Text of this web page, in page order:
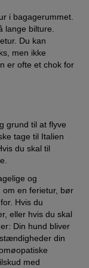
i bagagerummet.
lange bilture.
Du kan
men ikke
er ofte et chok for
grund til at flyve
tage til Italien
du skal til
og
om en ferietur, bør
Hvis du
eller hvis du skal
Din hund bliver
din
med